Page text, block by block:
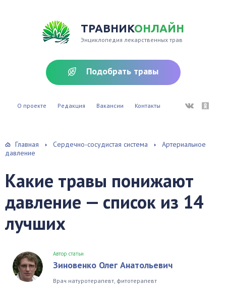
ТРАВНИКОНЛАЙН
Энциклопедия лекарственных трав
Подобрать травы
О проекте Редакция Вакансии Контакты ВКонтакте
Главная Сердечно-сосудистая система
Артериальное
давление
Какие травы понижают
давление — список из 14
лучших
Автор статьи
Зиновенко Олег Анатольевич
Врач натуротерапевт, фитотерапевт